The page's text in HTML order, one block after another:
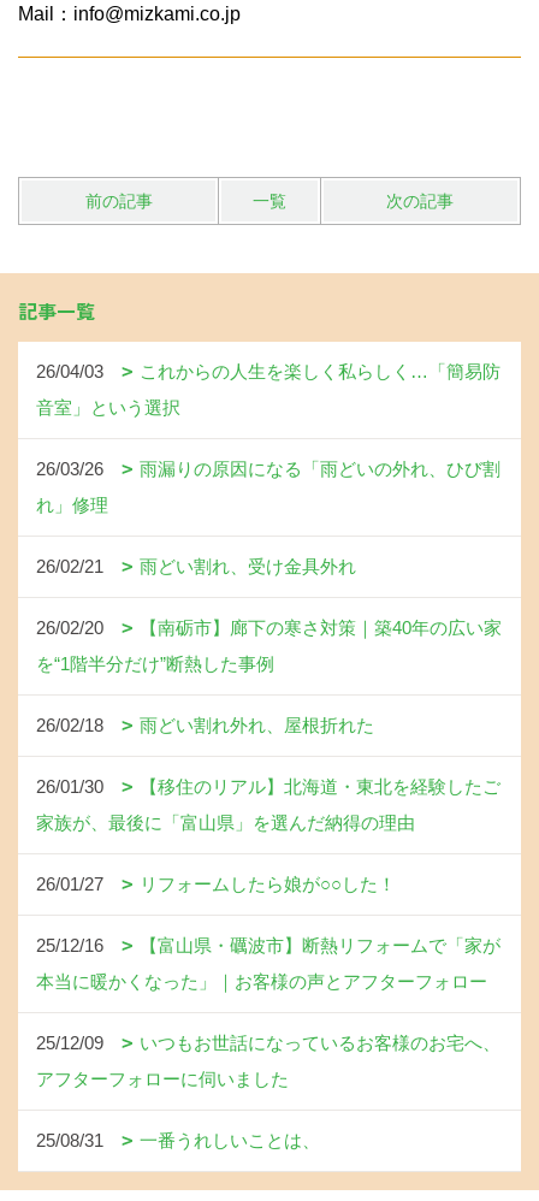
Mail：info@mizkami.co.jp
前の記事 一覧 次の記事
記事一覧
26/04/03
これからの人生を楽しく私らしく…「簡易防
音室」という選択
26/03/26
雨漏りの原因になる「雨どいの外れ、ひび割
れ」修理
26/02/21 雨どい割れ、受け金具外れ
26/02/20
【南砺市】廊下の寒さ対策｜築40年の広い家
を“1階半分だけ”断熱した事例
26/02/18 雨どい割れ外れ、屋根折れた
26/01/30
【移住のリアル】北海道・東北を経験したご
家族が、最後に「富山県」を選んだ納得の理由
26/01/27 リフォームしたら娘が○○した！
25/12/16
【富山県・礪波市】断熱リフォームで「家が
本当に暖かくなった」｜お客様の声とアフターフォロー
25/12/09
いつもお世話になっているお客様のお宅へ、
アフターフォローに伺いました
25/08/31 一番うれしいことは、